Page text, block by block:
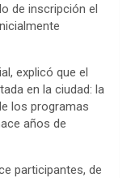
de inscripción el
explicó que el
en la ciudad: la
los programas
años de
participantes, de